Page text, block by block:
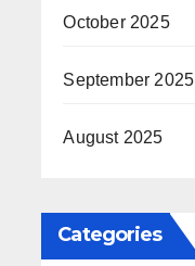
October 2025
September 2025
August 2025
Categories